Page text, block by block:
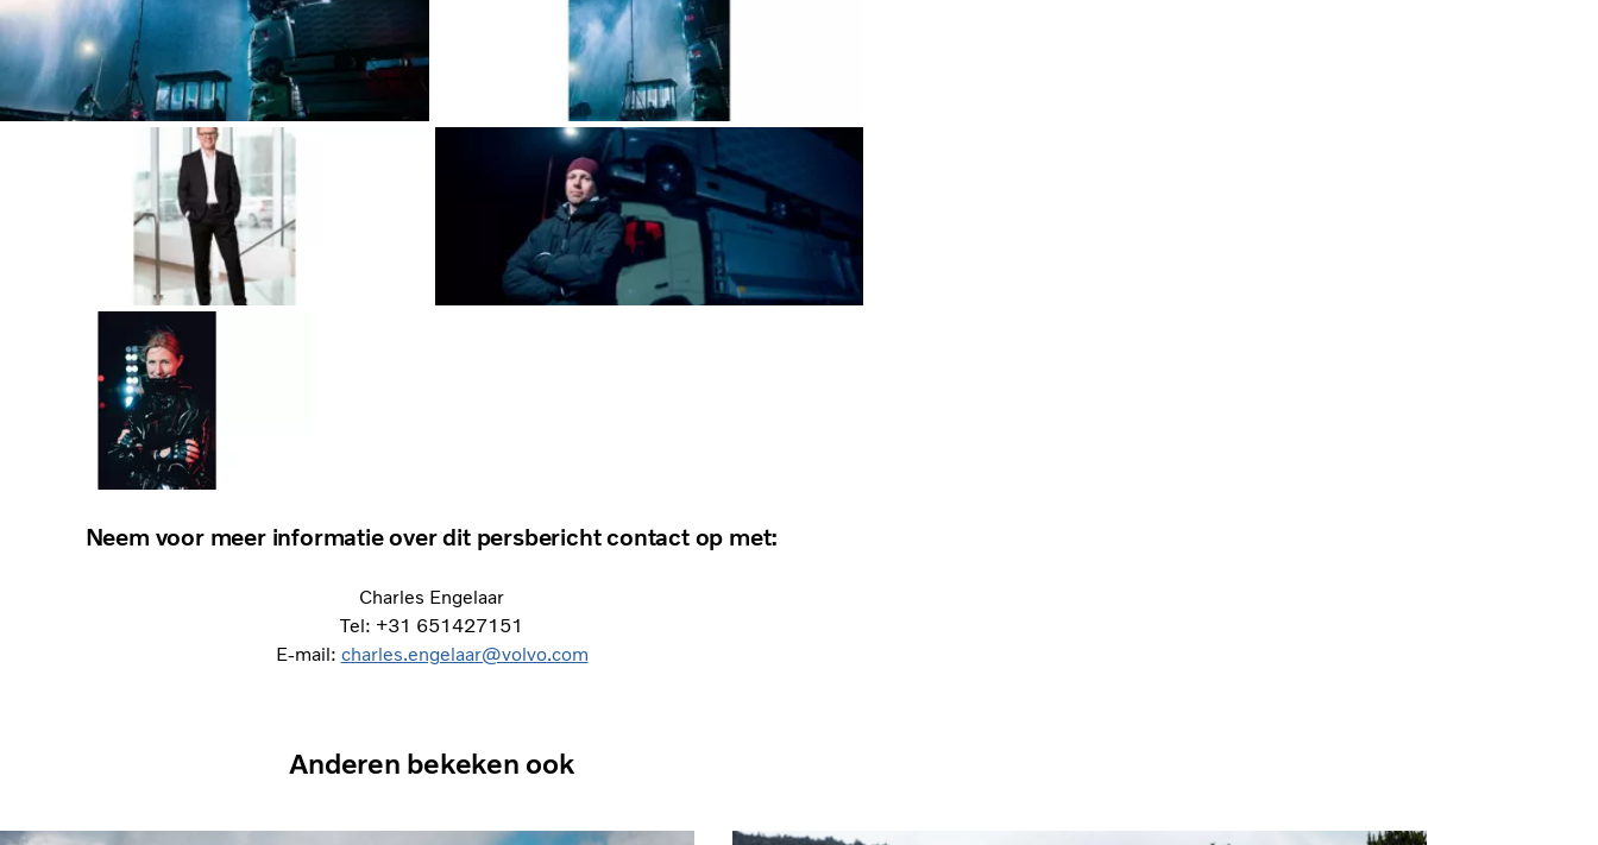
Neem voor meer informatie over dit persbericht contact op met:
Charles Engelaar
Tel: +31 651427151
E-mail: charles.engelaar@volvo.com
Anderen bekeken ook